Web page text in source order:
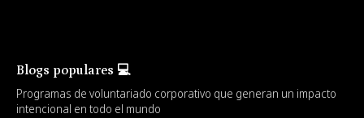
Blogs populares 💻
Programas de voluntariado corporativo que generan un impacto
intencional en todo el mundo